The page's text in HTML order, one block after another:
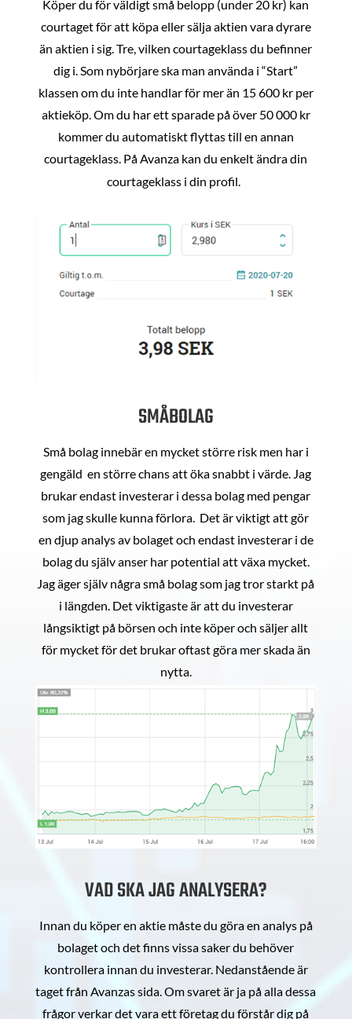
Köper du för väldigt små belopp (under 20 kr) kan
courtaget för att köpa eller sälja aktien vara dyrare
än aktien i sig. Tre, vilken courtageklass du befinner
dig i. Som nybörjare ska man använda i “Start”
klassen om du inte handlar för mer än 15 600 kr per
aktieköp. Om du har ett sparade på över 50 000 kr
kommer du automatiskt flyttas till en annan
courtageklass. På Avanza kan du enkelt ändra din
courtageklass i din profil.
SMÅBOLAG
Små bolag innebär en mycket större risk men har i
gengäld en större chans att öka snabbt i värde. Jag
brukar endast investerar i dessa bolag med pengar
som jag skulle kunna förlora. Det är viktigt att gör
en djup analys av bolaget och endast investerar i de
bolag du själv anser har potential att växa mycket.
Jag äger själv några små bolag som jag tror starkt på
i längden. Det viktigaste är att du investerar
långsiktigt på börsen och inte köper och säljer allt
för mycket för det brukar oftast göra mer skada än
nytta.
VAD SKA JAG ANALYSERA?
Innan du köper en aktie måste du göra en analys på
bolaget och det finns vissa saker du behöver
kontrollera innan du investerar. Nedanstående är
taget från Avanzas sida. Om svaret är ja på alla dessa
frågor verkar det vara ett företag du förstår dig på